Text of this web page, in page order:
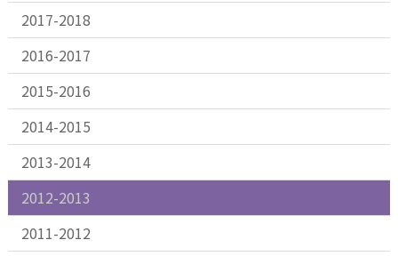
2017-2018
2016-2017
2015-2016
2014-2015
2013-2014
2012-2013
2011-2012